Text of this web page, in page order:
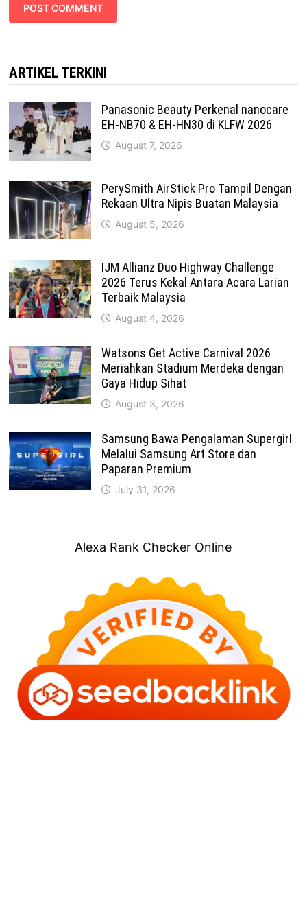
ARTIKEL TERKINI
Panasonic Beauty Perkenal nanocare
EH-NB70 & EH-HN30 di KLFW 2026
August 7, 2026
PerySmith AirStick Pro Tampil Dengan
Rekaan Ultra Nipis Buatan Malaysia
August 5, 2026
IJM Allianz Duo Highway Challenge
2026 Terus Kekal Antara Acara Larian
Terbaik Malaysia
August 4, 2026
Watsons Get Active Carnival 2026
Meriahkan Stadium Merdeka dengan
Gaya Hidup Sihat
August 3, 2026
Samsung Bawa Pengalaman Supergirl
Melalui Samsung Art Store dan
Paparan Premium
July 31, 2026
Alexa Rank Checker Online